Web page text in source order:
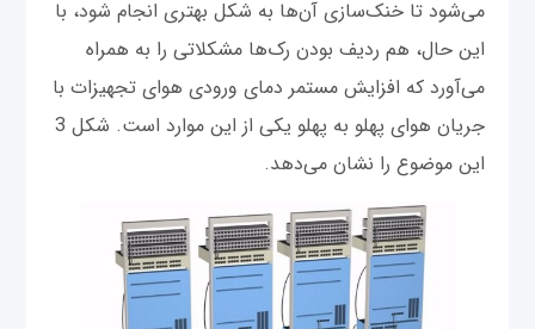
می‌شود تا خنک‌سازی آن‌ها به شکل بهتری انجام شود، با
این حال، هم ردیف بودن رک‌ها مشکلاتی را به همراه
می‌آورد که افزایش مستمر دمای ورودی هوای تجهیزات با
جریان هوای پهلو به پهلو یکی از این موارد است. شکل 3
این موضوع را نشان می‌دهد.